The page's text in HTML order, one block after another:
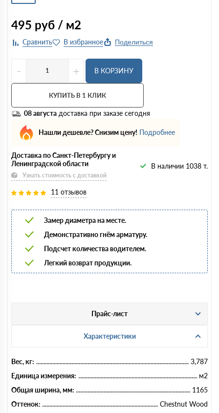
495 руб / м2
Поделиться
- + В КОРЗИНУ
КУПИТЬ В 1 КЛИК
08 августа доставка при заказе сегодня
Нашли дешевле? Снизим цену! Подробнее
Доставка по Санкт-Петербургу и
Ленинградской области
Узнать стоимость с доставкой
В наличии 1038 т.
11 отзывов
Замер диаметра на месте.
Демонстративно гнём арматуру.
Подсчет количества водителем.
Легкий возврат продукции.
Прайс-лист
Характеристики
Вес, кг:
3,787
Единица измерения:
м2
Общая ширина, мм:
1165
Оттенок:
Chestnut Wood